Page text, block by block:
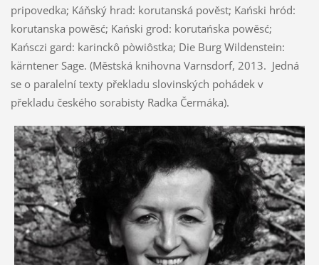
pripovedka; Káňský hrad: korutanská pověst; Kański hród:
korutanska powěsć; Kański grod: korutańska powěsć;
Kańsczi gard: karinckô pòwiôstka; Die Burg Wildenstein:
kärntener Sage. (Městská knihovna Varnsdorf, 2013. Jedná
se o paralelní texty překladu slovinských pohádek v
překladu českého sorabisty Radka Čermáka).